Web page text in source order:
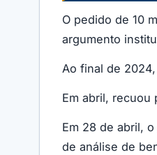
O pedido de 10
argumento
Ao final de
Em abril, recuou
Em 28 de abril,
de análise de